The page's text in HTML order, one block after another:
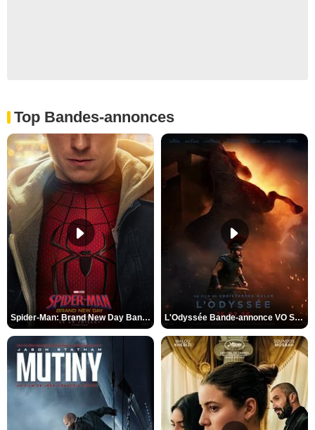
Top Bandes-annonces
Spider-Man: Brand New Day Bande-annonce VO STFR L'Odyssée Bande-annonce VO STFR